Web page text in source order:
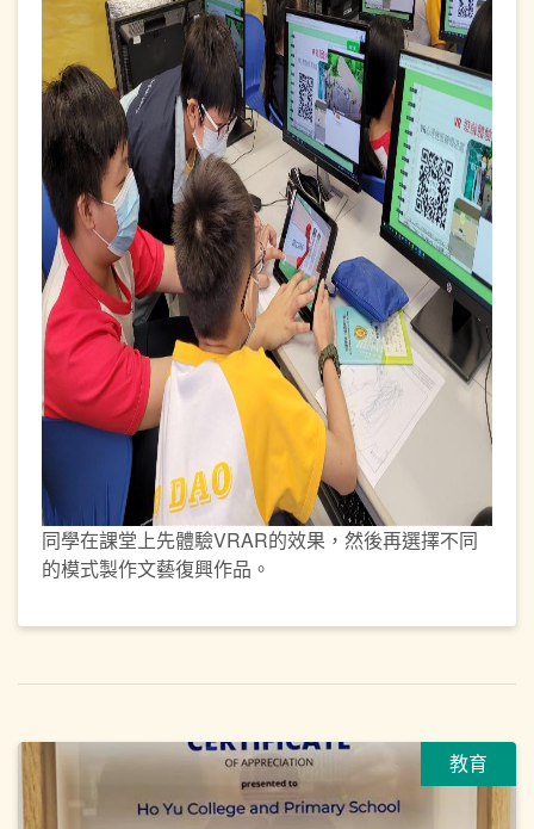
同學在課堂上先體驗VRAR的效果，然後再選擇不同
的模式製作文藝復興作品。
教育